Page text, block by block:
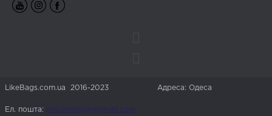
LikeBags.com.ua 2016-2023 Адреса: Одеса
Ел. пошта: info.likebags@gmail.com